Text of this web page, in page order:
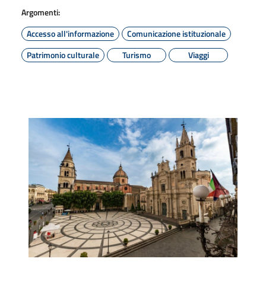
Argomenti:
Accesso all'informazione
Comunicazione istituzionale
Patrimonio culturale
Turismo Viaggi